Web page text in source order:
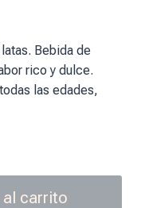
Bebida de
rico y dulce.
las edades,
al carrito